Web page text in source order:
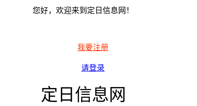
您好，欢迎来到定日信息网！
我要注册
请登录
定日信息网